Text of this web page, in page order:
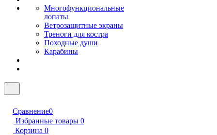
Многофункциональные
лопаты
Ветрозащитные экраны
Треноги для костра
Походные души
Карабины
Сравнение0
Избранные товары 0
Корзина 0